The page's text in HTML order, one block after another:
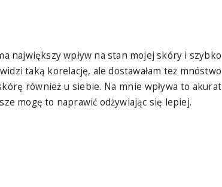
największy wpływ na stan mojej skóry i szybko
taką korelację, ale dostawałam też mnóstwo
również u siebie. Na mnie wpływa to akurat
mogę to naprawić odżywiając się lepiej.